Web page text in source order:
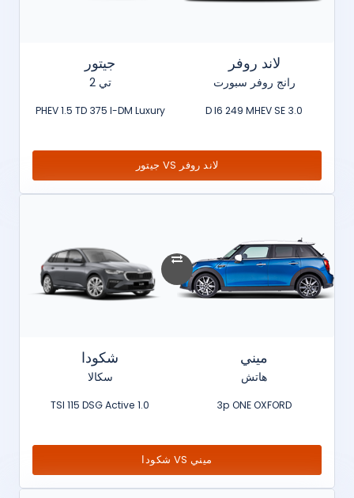
لاند روفر
رانج روفر سبورت
3.0 D I6 249 MHEV SE
جيتور
تي 2
PHEV 1.5 TD 375 I-DM Luxury
لاند روفر VS جيتور
ميني
هاتش
3p ONE OXFORD
شكودا
سكالا
1.0 TSI 115 DSG Active
ميني VS شكودا